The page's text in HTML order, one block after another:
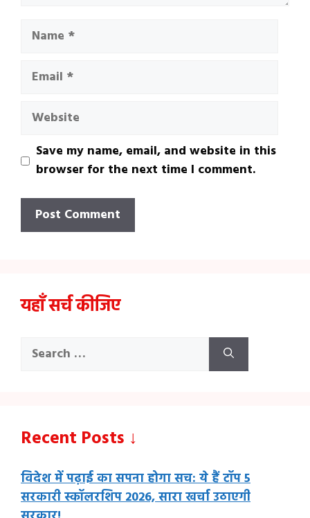
Name
Email
Website
Save my name, email, and website in this
browser for the next time I comment.
यहाँ सर्च कीजिए
Search
Recent Posts ↓
विदेश में पढ़ाई का सपना होगा सच: ये हैं टॉप 5
सरकारी स्कॉलरशिप 2026, सारा खर्चा उठाएगी